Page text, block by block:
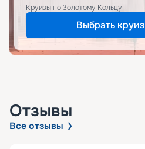
Круизы по Золотому Кольцу
Выбрать круиз
Отзывы
Все отзывы